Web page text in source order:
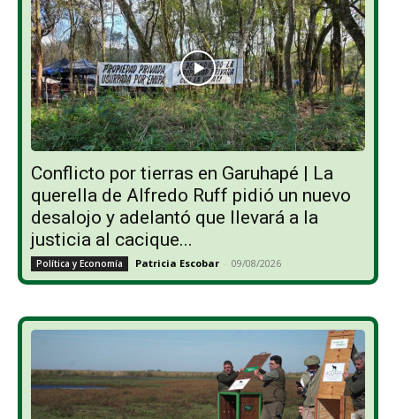
Conflicto por tierras en Garuhapé | La
querella de Alfredo Ruff pidió un nuevo
desalojo y adelantó que llevará a la
justicia al cacique...
Política y Economía Patricia Escobar - 09/08/2026